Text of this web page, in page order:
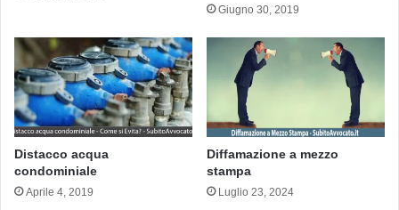
Giugno 30, 2019
Distacco acqua
condominiale
Aprile 4, 2019
Diffamazione a mezzo
stampa
Luglio 23, 2024